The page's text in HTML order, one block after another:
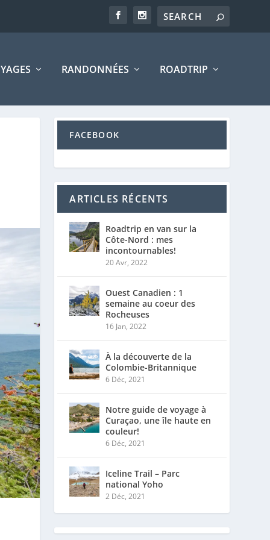
RANDONNÉES ROADTRIP
FACEBOOK
ARTICLES RÉCENTS
Roadtrip en van sur la
Côte-Nord : mes
incontournables!
20 Avr, 2022
Ouest Canadien : 1
semaine au coeur des
Rocheuses
16 Jan, 2022
À la découverte de la
Colombie-Britannique
6 Déc, 2021
Notre guide de voyage à
Curaçao, une île haute en
couleur!
6 Déc, 2021
Iceline Trail – Parc
national Yoho
2 Déc, 2021